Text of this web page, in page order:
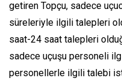
getiren Topçu, sadece
süreleriyle ilgili talepleri
saat-24 saat talepleri
sadece uçuşu personeli
personellerle ilgili talebi